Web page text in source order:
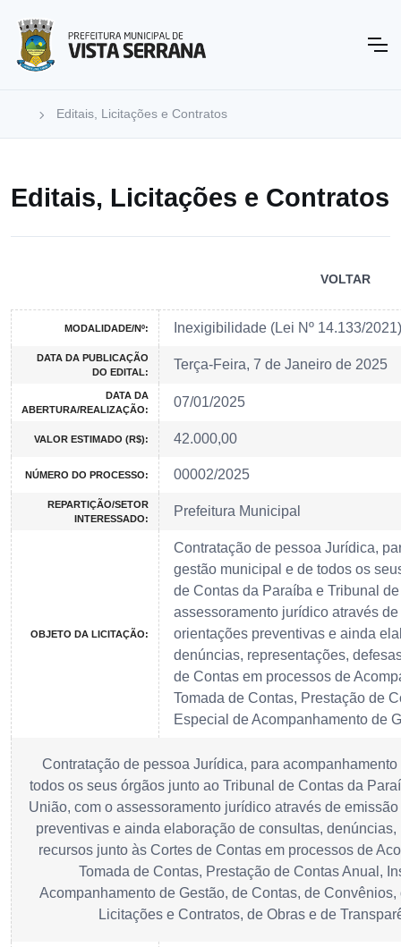
Editais, Licitações e Contratos
Editais, Licitações e Contratos
VOLTAR
MODALIDADE/Nº: Inexigibilidade (Lei Nº 14.133/
DATA DA PUBLICAÇÃO
DO EDITAL:
Terça-Feira, 7 de Janeiro de 2025
DATA DA
ABERTURA/REALIZAÇÃO:
07/01/2025
VALOR ESTIMADO (R$): 42.000,00
NÚMERO DO PROCESSO: 00002/2025
REPARTIÇÃO/SETOR
INTERESSADO:
Prefeitura Municipal
OBJETO DA LICITAÇÃO:
Contratação de pessoa Jurídica,
gestão municipal e de todos os
de Contas da Paraíba e Tribunal
assessoramento jurídico através
orientações preventivas e ainda
denúncias, representações,
de Contas em processos de
Tomada de Contas, Prestação de
Especial de Acompanhamento de
Contratação de pessoa Jurídica, para
todos os seus órgãos junto ao Tribunal de Contas da
União, com o assessoramento jurídico através de
preventivas e ainda elaboração de consultas,
recursos junto às Cortes de Contas em processos de
Tomada de Contas, Prestação de Contas Anual,
Acompanhamento de Gestão, de Contas, de
Licitações e Contratos, de Obras e de